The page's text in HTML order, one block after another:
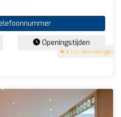
5 (113 beoordelingen)
Openingstijden